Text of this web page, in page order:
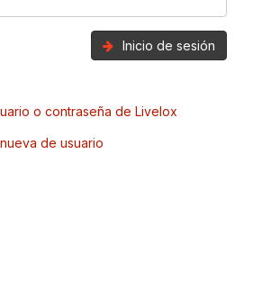
Inicio de sesión
o contraseña de Livelox
de usuario